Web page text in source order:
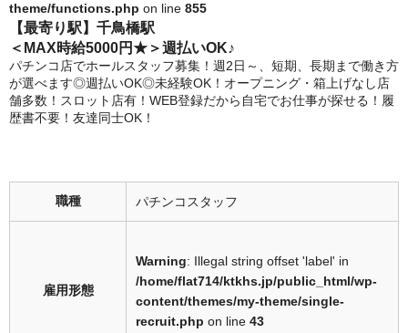
theme/functions.php on line 855
【最寄り駅】千鳥橋駅
＜MAX時給5000円★＞週払いOK♪
パチンコ店でホールスタッフ募集！週2日～、短期、長期まで働き方
が選べます◎週払いOK◎未経験OK！オープニング・箱上げなし店
舗多数！スロット店有！WEB登録だから自宅でお仕事が探せる！履
歴書不要！友達同士OK！
職種 パチンコスタッフ
雇用形態
Warning: Illegal string offset 'label' in
/home/flat714/ktkhs.jp/public_html/wp-
content/themes/my-theme/single-
recruit.php on line 43